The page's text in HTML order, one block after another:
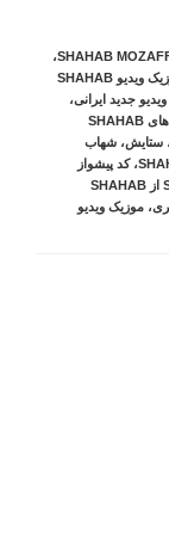
،
دانلود موزیک ویدیو SHAHAB
جدید ایرانی،
دانلود موزیک ویدیو های SHAHAB
،ستایش،شهاب
،کد پیشواز
متن موزیک ویدیو SETAYESH از SHAHAB
،موزیک ویدیو